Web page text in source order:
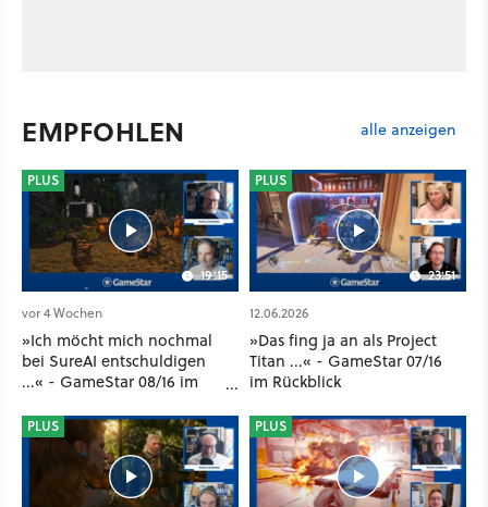
EMPFOHLEN alle anzeigen
19:15
PLUS
vor 4 Wochen
»Ich möcht mich nochmal
bei SureAI entschuldigen
...« - GameStar 08/16 im
23:51
PLUS
12.06.2026
»Das fing ja an als Project
Titan ...« - GameStar 07/16
im Rückblick
PLUS PLUS